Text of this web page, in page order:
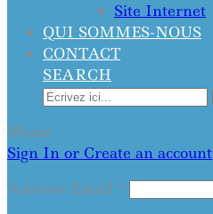
Site Internet
QUI SOMMES-NOUS
CONTACT
SEARCH
Menu
Sign In or Create an account
Adresse Email *